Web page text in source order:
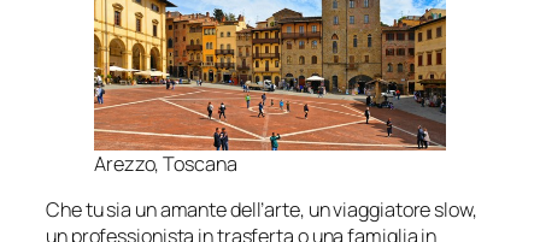
Arezzo, Toscana
Che tu sia un amante dell’arte, un viaggiatore slow,
un professionista in trasferta o una famiglia in